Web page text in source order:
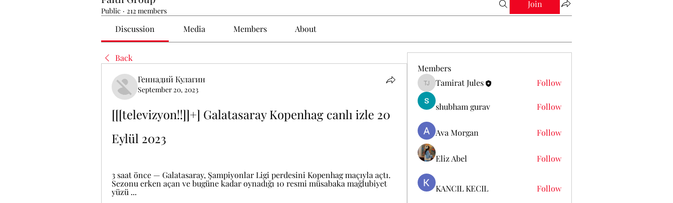
Public · 212 members
Join
Discussion Media Members About
Back
Геннадий Кулагин
September 20, 2023
[[[televizyon!!]]+] Galatasaray Kopenhag canlı izle 20
Eylül 2023
3 saat önce — Galatasaray, Şampiyonlar Ligi perdesini Kopenhag maçıyla açtı.
Sezonu erken açan ve bugüne kadar oynadığı 10 resmi müsabaka mağlubiyet
yüzü ...
Members
Tamirat Jules
Tamirat Jules Follow
shubham gurav Follow
Ava Morgan Follow
Eliz Abel Follow
KANCIL KECIL
Follow